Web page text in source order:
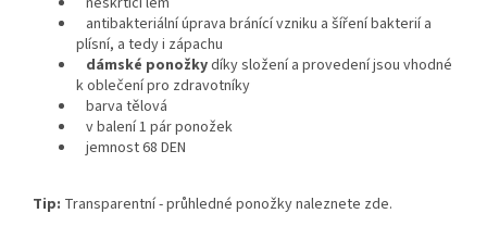
antibakteriální úprava bránící vzniku a šíření bakterií a
plísní, a tedy i zápachu
dámské ponožkydíky složení a provedení jsou vhodné
k oblečení pro zdravotníky
barva tělová
v balení 1 pár ponožek
jemnost 68 DEN
Tip: Transparentní - průhledné ponožky naleznete zde.